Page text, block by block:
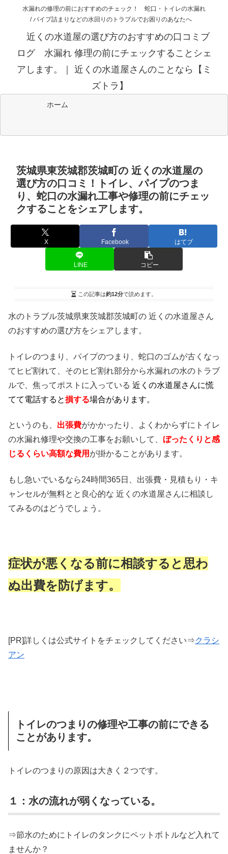
水漏れの修理の前におすすめのチェック！ 蛇口・トイレの水漏れ
/ パイプ詰まりなどの水回りのトラブルでお困りのあなたへ
近くの水道屋の選び方のおすすめの口コミブ
ログ 水漏れ 修理の前にチェックすることシェ
アします。｜ 近くの水道屋さんのことなら【ミ
ズトラ】
ホーム
茨城県東茨城郡茨城町の 近くの水道屋の
選び方の口コミ！トイレ、パイプのつま
り、蛇口の水漏れ工事や修理の前にチェッ
クすることをシェアします。
X Facebook はてブ
LINE コピー
この記事は約12分で読めます。
水のトラブル茨城県東茨城郡茨城町の 近くの水道屋さん
のおすすめの選び方をシェアします。
トイレのつまり、パイプのつまり、蛇口のゴムが古くなっ
てヒビ割れて、そのヒビ割れ部分から水漏れの水のトラブ
ルで、焦ってポストに入っている 近くの水道屋さんに慌
てて電話すると損する場合があります。
というのも、 出張費がかかったり、よくわからずにトイレ
の水漏れ修理や交換の工事をお願いして、 ぼったくりと感
じるくらい高額な費用 が掛かることがあります。
もし急いでいるなら24時間365日、出張費・見積もり・キ
ャンセルが無料とと良心的な 近くの水道屋さんに相談し
てみるのはどうでしょう。
症状が悪くなる前に相談すると思わ
ぬ出費を防げます。
[PR]詳しくは公式サイトをチェックしてください⇒クラシ
アン
トイレのつまりの修理や工事の前にできる
ことがあります。
トイレのつまりの原因は大きく２つです。
１：水の流れが弱くなっている。
⇒節水のためにトイレのタンクにペットボトルなど入れて
ませんか？